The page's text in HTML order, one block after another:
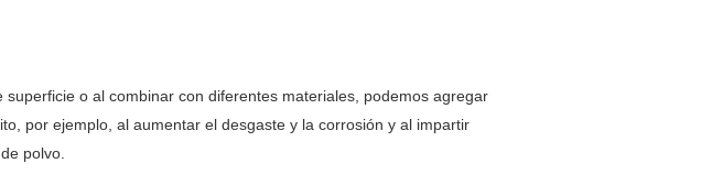
superficie o al combinar con diferentes materiales, podemos agregar
por ejemplo, al aumentar el desgaste y la corrosión y al impartir
polvo.